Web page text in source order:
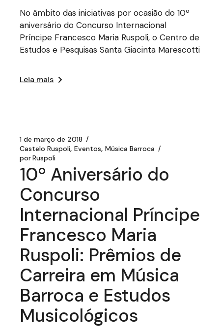
No âmbito das iniciativas por ocasião do 10º
aniversário do Concurso Internacional
Príncipe Francesco Maria Ruspoli, o Centro de
Estudos e Pesquisas Santa Giacinta Marescotti
Leia mais
1 de março de 2018
Castelo Ruspoli Eventos Música Barroca
porRuspoli
10º Aniversário do
Concurso
Internacional Príncipe
Francesco Maria
Ruspoli: Prêmios de
Carreira em Música
Barroca e Estudos
Musicológicos